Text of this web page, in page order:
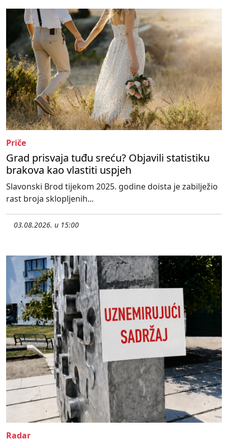
Priče
Grad prisvaja tuđu sreću? Objavili statistiku
brakova kao vlastiti uspjeh
Slavonski Brod tijekom 2025. godine doista je zabilježio
rast broja sklopljenih...
03.08.2026. u 15:00
Radar